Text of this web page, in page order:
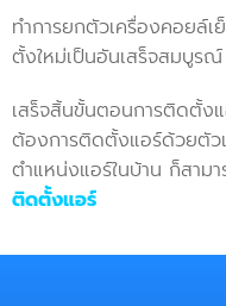
ทำการยกตัวเครื่องคอยล์
ตั้งใหม่เป็นอันเสร็จสมบูรณ์
เสร็จสิ้นขั้นตอนการติดตั้ง
ต้องการติดตั้งแอร์ด้วยตัว
ตำแหน่งแอร์ในบ้าน ก็สาม
ติดตั้งแอร์